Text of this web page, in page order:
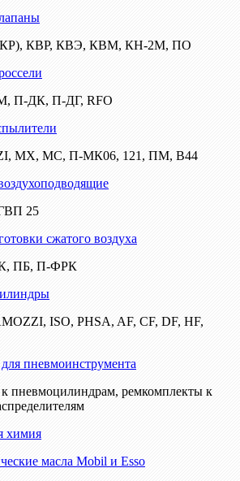
КВР, КВЭ, КВМ, КН-2М, ПО
П-ДК, П-ДГ, RFO
МХ, МС, П-МК06, 121, ПМ, В44
25
сжатого воздуха
ПБ, П-ФРК
ISO, PHSA, AF, CF, DF, HF,
пневмоинструмента
к пневмоцилиндрам, ремкомплекты к
химия
масла Mobil и Esso